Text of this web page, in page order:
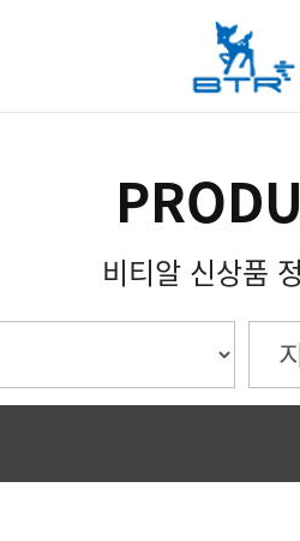
비티알 신상품